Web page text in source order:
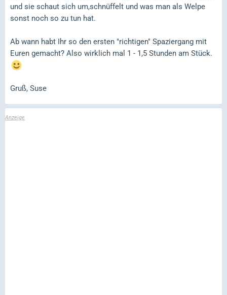
und sie schaut sich um,schnüffelt und was man als Welpe
sonst noch so zu tun hat.
Ab wann habt Ihr so den ersten "richtigen" Spaziergang mit
Euren gemacht? Also wirklich mal 1 - 1,5 Stunden am Stück.
Gruß, Suse